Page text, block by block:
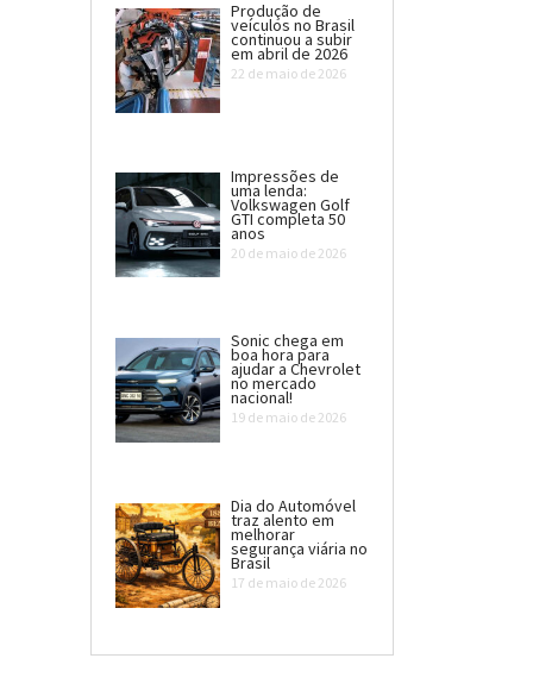
Produção de
veículos no Brasil
continuou a subir
em abril de 2026
22 de maio de 2026
Impressões de
uma lenda:
Volkswagen Golf
GTI completa 50
anos
20 de maio de 2026
Sonic chega em
boa hora para
ajudar a Chevrolet
no mercado
nacional!
19 de maio de 2026
Dia do Automóvel
traz alento em
melhorar
segurança viária no
Brasil
17 de maio de 2026